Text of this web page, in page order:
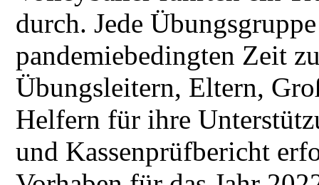
durch. Jede
pandemiebedingten Zeit
Übungsleitern, Eltern,
Helfern für ihre
und Kassenprüfbericht